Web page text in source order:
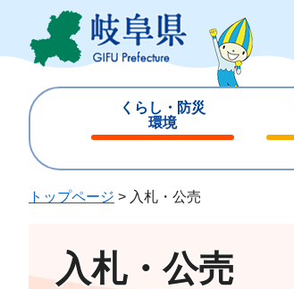
ジ
ュ
くらし・防災
環境
じ
じ
トップページ > 入札・公売
入札・公売